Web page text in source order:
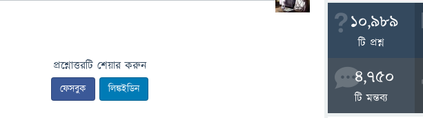
প্রশ্নোত্তরটি শেয়ার করুন
ফেসবুক লিঙ্কইডিন
10,989
টি প্রশ্ন
4,750
টি মন্তব্য